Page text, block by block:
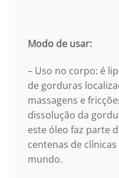
Modo de usar:
– Uso no corpo: é
de gorduras
massagens e
dissolução da
este óleo faz parte
centenas de
mundo.